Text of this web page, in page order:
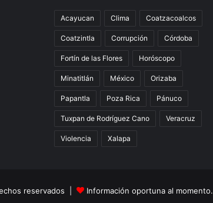
Acayucan Clima Coatzacoalcos
Coatzintla Corrupción Córdoba
Fortín de las Flores Horóscopo
Minatitlán México Orizaba
Papantla Poza Rica Pánuco
Tuxpan de Rodríguez Cano Veracruz
Violencia Xalapa
reservados | Información oportuna al momento.